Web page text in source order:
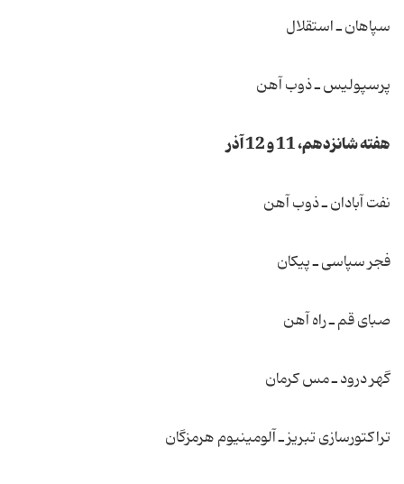
سپاهان ـ استقلال
پرسپولیس ـ ذوب آهن
هفته شانزدهم، 11 و 12 آذر
نفت آبادان ـ ذوب آهن
فجر سپاسی ـ پیكان
صبای قم ـ راه آهن
گهر درود ـ مس كرمان
تراكتورسازی تبریز ـ آلومینیوم هرمزگان